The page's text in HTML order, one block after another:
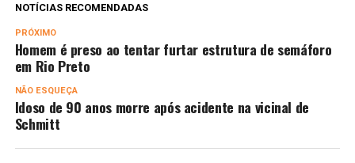
NOTÍCIAS RECOMENDADAS
PRÓXIMO
Homem é preso ao tentar furtar estrutura de semáforo
em Rio Preto
NÃO ESQUEÇA
Idoso de 90 anos morre após acidente na vicinal de
Schmitt